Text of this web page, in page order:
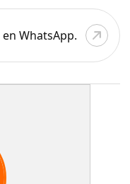
en WhatsApp.